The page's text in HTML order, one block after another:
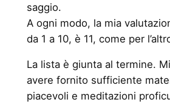
saggio.
A ogni modo, la mia
da 1 a 10, è 11, come per
La lista è giunta al termine.
avere fornito sufficiente
piacevoli e meditazioni